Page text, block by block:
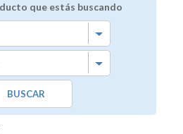
que estás buscando
BUSCAR